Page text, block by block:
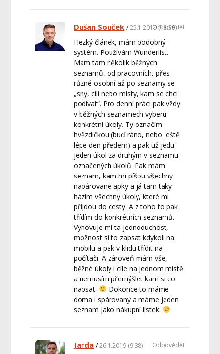
Dušan Souček 25.1.2019 (12:59)
Hezký článek, mám podobný
systém. Používám Wunderlist.
Mám tam několik běžných
seznamů, od pracovních, přes
různé osobní až po seznamy se
„sny, cíli nebo místy, kam se chci
podívat“. Pro denní práci pak vždy
v běžných seznamech vyberu
konkrétní úkoly. Ty označím
hvězdičkou (buď ráno, nebo ještě
lépe den předem) a pak už jedu
jeden úkol za druhým v seznamu
označených úkolů. Pak mám
seznam, kam mi píšou všechny
napárované apky a já tam taky
házím všechny úkoly, které mi
přijdou do cesty. A z toho to pak
třídím do konkrétních seznamů.
Vyhovuje mi ta jednoduchost,
možnost si to zapsat kdykoli na
mobilu a pak v klidu třídit na
počítači. A zároveň mám vše,
běžné úkoly i cíle na jednom místě
a nemusím přemýšlet kam si co
napsat.
Dokonce to máme
doma i spárovaný a máme jeden
seznam jako nákupní lístek.
Odpovědět
Jarda 26.1.2019 (9:38) Odpovědět